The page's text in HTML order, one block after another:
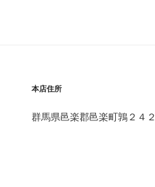
シ
ョ
本店住所
群馬県邑楽郡邑楽町鶉２４２